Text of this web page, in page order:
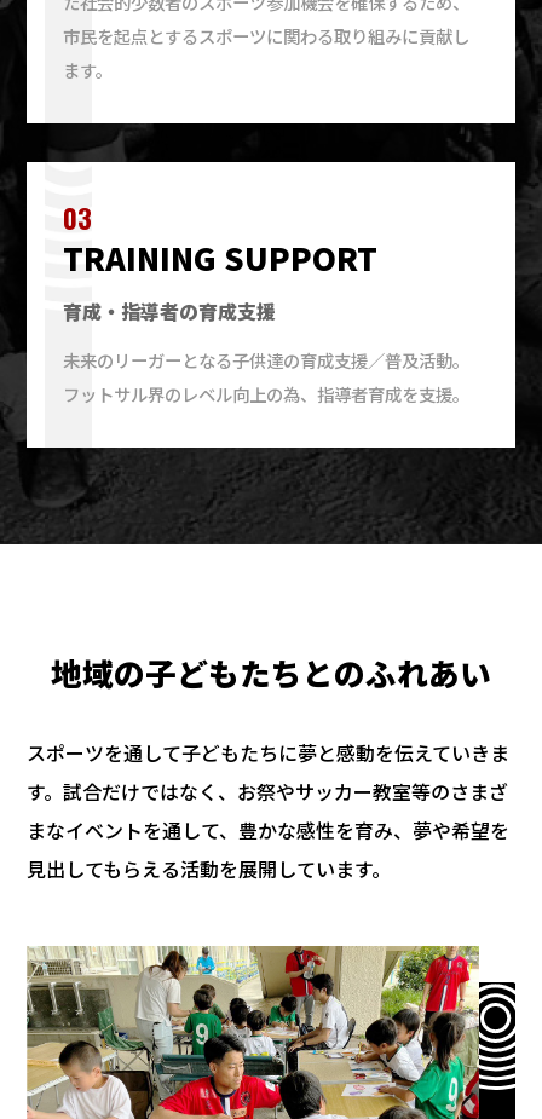
市民を起点とするスポーツに関わる取り組みに貢献し
ます。
03
TRAINING SUPPORT
育成・指導者の育成支援
未来のリーガーとなる子供達の育成支援／普及活動。
フットサル界のレベル向上の為、指導者育成を支援。
地域の子どもたちとのふれあい
スポーツを通して子どもたちに夢と感動を伝えていきま
す。試合だけではなく、お祭やサッカー教室等のさまざ
まなイベントを通して、豊かな感性を育み、夢や希望を
見出してもらえる活動を展開しています。